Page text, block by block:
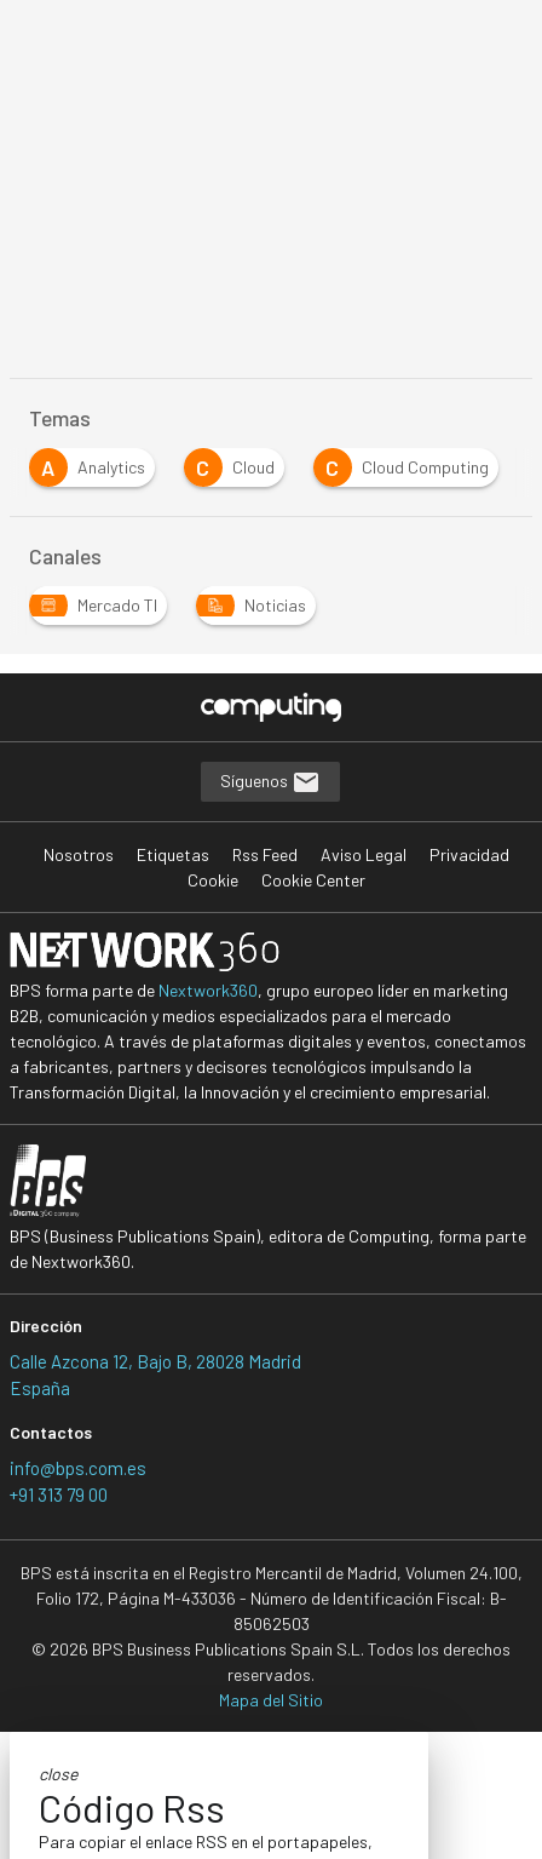
Temas
Analytics C Cloud C Cloud Computing E
Canales
Mercado TI Noticias
Síguenos
Nosotros Etiquetas Rss Feed Aviso Legal
Privacidad
Cookie
Cookie Center
BPS forma parte de Nextwork360, grupo europeo líder en marketing
B2B, comunicación y medios especializados para el mercado
tecnológico. A través de plataformas digitales y eventos, conectamos
a fabricantes, partners y decisores tecnológicos impulsando la
Transformación Digital, la Innovación y el crecimiento empresarial.
BPS (Business Publications Spain), editora de Computing, forma parte
de Nextwork360.
Dirección
Calle Azcona 12, Bajo B, 28028 Madrid
España
Contactos
info@bps.com.es
+91 313 79 00
BPS está inscrita en el Registro Mercantil de Madrid, Volumen 24.100,
Folio 172, Página M-433036 - Número de Identificación Fiscal: B-
85062503
© 2026 BPS Business Publications Spain S.L. Todos los derechos
reservados.
Mapa del Sitio
close
Código Rss
Para copiar el enlace RSS en el portapapeles,